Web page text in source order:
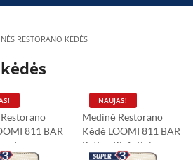
RESTORANO KĖDĖS
811 BAR
Medinė Restorano
Kėdė LOOMI 811 BAR
Rattan Riešutinis
NAUJAS!